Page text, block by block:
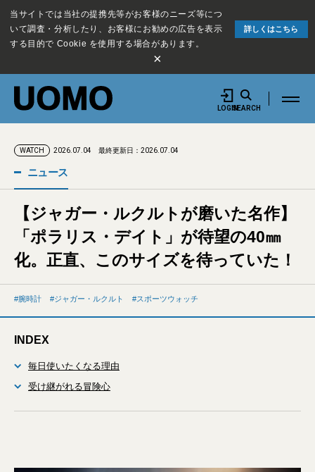
当サイトでは当社の提携先等がお客様のニーズ等につ
いて調査・分析したり、お客様にお勧めの広告を表示
する目的で Cookie を使用する場合があります。
詳しくはこちら
×
LOGINSEARCH
WATCH 2026.07.04 最終更新日：2026.07.04
ニュース
【ジャガー・ルクルトが磨いた名作】
「ポラリス・デイト」が待望の40㎜
化。正直、このサイズを待っていた！
腕時計 ジャガー・ルクルト スポーツウォッチ
INDEX
毎日使いたくなる理由
受け継がれる冒険心